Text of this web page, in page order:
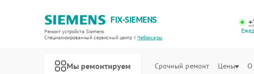
FIX-SIEMENS
Ремонт устройств Siemens
Специализированный cервисный центр г.Чебоксары
Мы ремонтируем Срочный ремонт Цены О